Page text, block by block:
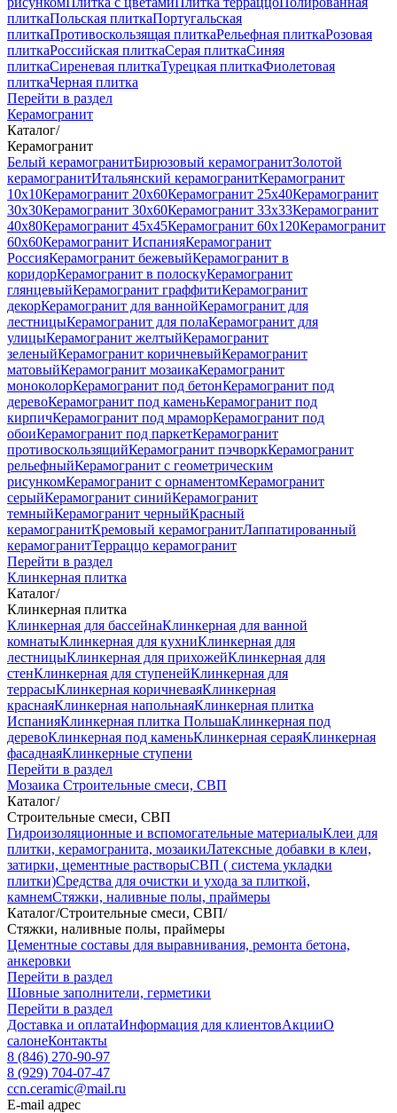
плиткаПольская плиткаПортугальская
плиткаПротивоскользящая плиткаРельефная плиткаРозовая
плиткаРоссийская плиткаСерая плиткаСиняя
плиткаСиреневая плиткаТурецкая плиткаФиолетовая
плиткаЧерная плитка
Перейти в раздел
Керамогранит
Каталог/
Керамогранит
Белый керамогранитБирюзовый керамогранитЗолотой
керамогранитИтальянский керамогранитКерамогранит
10x10Керамогранит 20x60Керамогранит 25x40Керамогранит
30x30Керамогранит 30x60Керамогранит 33x33Керамогранит
40x80Керамогранит 45x45Керамогранит 60x120Керамогранит
60x60Керамогранит ИспанияКерамогранит
РоссияКерамогранит бежевыйКерамогранит в
коридорКерамогранит в полоскуКерамогранит
глянцевыйКерамогранит граффитиКерамогранит
декорКерамогранит для ваннойКерамогранит для
лестницыКерамогранит для полаКерамогранит для
улицыКерамогранит желтыйКерамогранит
зеленыйКерамогранит коричневыйКерамогранит
матовыйКерамогранит мозаикаКерамогранит
моноколорКерамогранит под бетонКерамогранит под
деревоКерамогранит под каменьКерамогранит под
кирпичКерамогранит под мраморКерамогранит под
обоиКерамогранит под паркетКерамогранит
противоскользящийКерамогранит пэчворкКерамогранит
рельефныйКерамогранит с геометрическим
рисункомКерамогранит с орнаментомКерамогранит
серыйКерамогранит синийКерамогранит
темныйКерамогранит черныйКрасный
керамогранитКремовый керамогранитЛаппатированный
керамогранитТерраццо керамогранит
Перейти в раздел
Клинкерная плитка
Каталог/
Клинкерная плитка
Клинкерная для бассейнаКлинкерная для ванной
комнатыКлинкерная для кухниКлинкерная для
лестницыКлинкерная для прихожейКлинкерная для
стенКлинкерная для ступенейКлинкерная для
террасыКлинкерная коричневаяКлинкерная
краснаяКлинкерная напольнаяКлинкерная плитка
ИспанияКлинкерная плитка ПольшаКлинкерная под
деревоКлинкерная под каменьКлинкерная сераяКлинкерная
фасаднаяКлинкерные ступени
Перейти в раздел
Мозаика Строительные смеси, СВП
Каталог/
Строительные смеси, СВП
Гидроизоляционные и вспомогательные материалыКлеи для
плитки, керамогранита, мозаикиЛатексные добавки в клеи,
затирки, цементные растворыСВП ( система укладки
плитки)Средства для очистки и ухода за плиткой,
камнемСтяжки, наливные полы, праймеры
Каталог/Строительные смеси, СВП/
Стяжки, наливные полы, праймеры
Цементные составы для выравнивания, ремонта бетона,
анкеровки
Перейти в раздел
Шовные заполнители, герметики
Перейти в раздел
Доставка и оплатаИнформация для клиентовАкцииО
салонеКонтакты
8 (846) 270-90-97
8 (929) 704-07-47
ccn.ceramic@mail.ru
E-mail адрес